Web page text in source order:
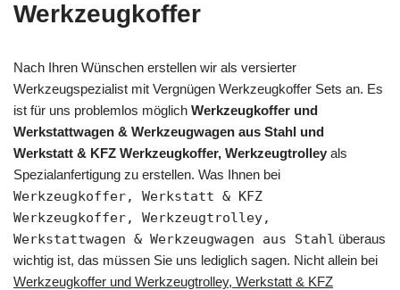
Werkzeugkoffer
Nach Ihren Wünschen erstellen wir als versierter
Werkzeugspezialist mit Vergnügen Werkzeugkoffer Sets an. Es
ist für uns problemlos möglich Werkzeugkoffer und
Werkstattwagen & Werkzeugwagen aus Stahl und
Werkstatt & KFZ Werkzeugkoffer, Werkzeugtrolley als
Spezialanfertigung zu erstellen. Was Ihnen bei
Werkzeugkoffer, Werkstatt & KFZ
Werkzeugkoffer, Werkzeugtrolley,
Werkstattwagen & Werkzeugwagen aus Stahl überaus
wichtig ist, das müssen Sie uns lediglich sagen. Nicht allein bei
Werkzeugkoffer und Werkzeugtrolley, Werkstatt & KFZ